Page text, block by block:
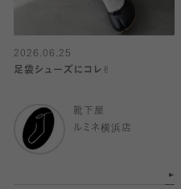
2026.06.25
足袋シューズにコレ✌︎
靴下屋
ルミネ横浜店